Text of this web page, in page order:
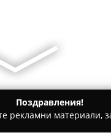
Поздравления!
рекламни материали,